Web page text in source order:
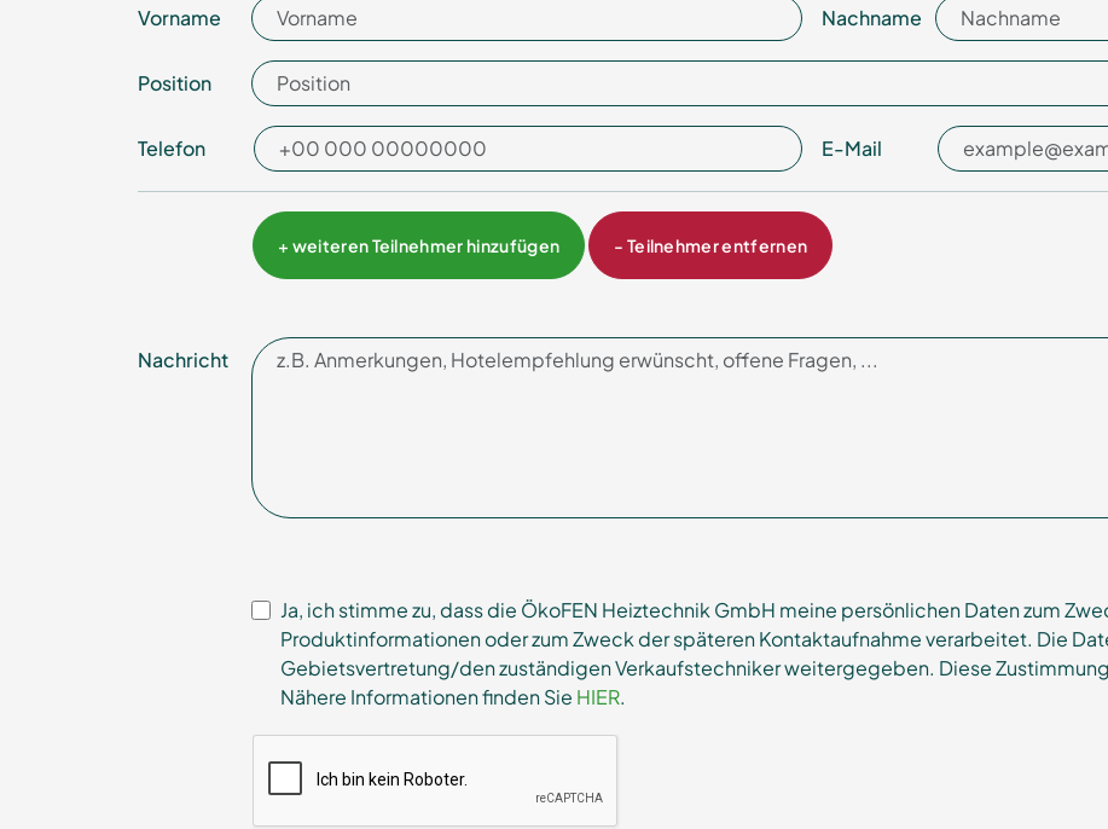
Vorname Nachname
Position
Telefon E-Mail
+ weiteren Teilnehmer hinzufügen - Teilnehmer entfernen
Nachricht
Ja, ich stimme zu, dass die ÖkoFEN Heiztechnik GmbH meine persönlichen Daten zum
Produktinformationen oder zum Zweck der späteren Kontaktaufnahme verarbeitet. Die
Gebietsvertretung/den zuständigen Verkaufstechniker weitergegeben. Diese
Nähere Informationen finden Sie HIER.